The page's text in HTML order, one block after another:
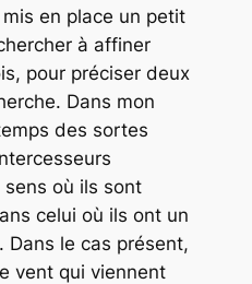
mis en place un petit
à affiner
pour préciser deux
Dans mon
des sortes
où ils sont
celui où ils ont un
Dans le cas présent,
vent qui viennent